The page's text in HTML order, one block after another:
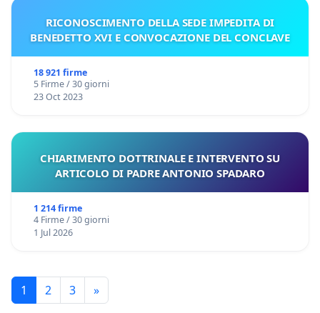
RICONOSCIMENTO DELLA SEDE IMPEDITA DI
BENEDETTO XVI E CONVOCAZIONE DEL CONCLAVE
18 921 firme
5 Firme / 30 giorni
23 Oct 2023
CHIARIMENTO DOTTRINALE E INTERVENTO SU
ARTICOLO DI PADRE ANTONIO SPADARO
1 214 firme
4 Firme / 30 giorni
1 Jul 2026
1 2 3 »